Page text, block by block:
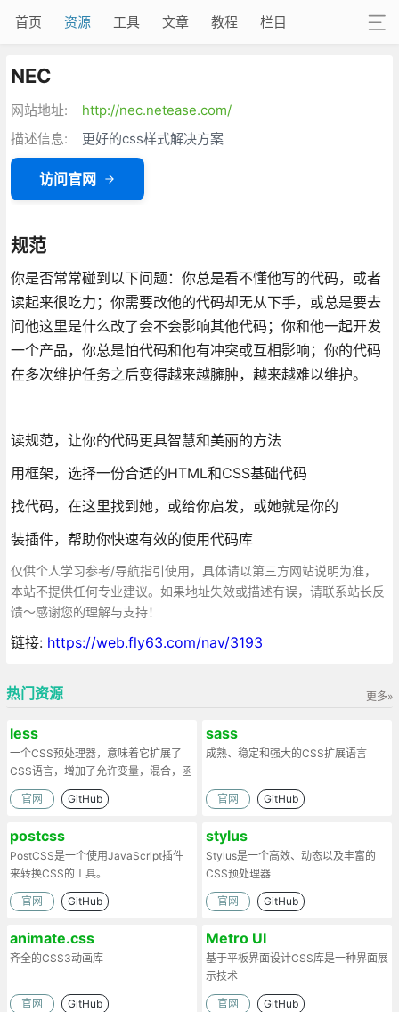
首页 资源 工具 文章 教程 栏目
NEC
网站地址:
http://nec.netease.com/
描述信息:
更好的css样式解决方案
访问官网
规范
你是否常常碰到以下问题：你总是看不懂他写的代码，或者
读起来很吃力；你需要改他的代码却无从下手，或总是要去
问他这里是什么改了会不会影响其他代码；你和他一起开发
一个产品，你总是怕代码和他有冲突或互相影响；你的代码
在多次维护任务之后变得越来越臃肿，越来越难以维护。
读规范，让你的代码更具智慧和美丽的方法
用框架，选择一份合适的HTML和CSS基础代码
找代码，在这里找到她，或给你启发，或她就是你的
装插件，帮助你快速有效的使用代码库
仅供个人学习参考/导航指引使用，具体请以第三方网站说明为准，
本站不提供任何专业建议。如果地址失效或描述有误，请联系站长反
馈～感谢您的理解与支持！
链接: https://web.fly63.com/nav/3193
更多»
热门资源
less
一个CSS预处理器，意味着它扩展了
CSS语言，增加了允许变量，混合，函
数和许多其他技术的功能
官网 GitHub
sass
成熟、稳定和强大的CSS扩展语言
官网 GitHub
postcss
PostCSS是一个使用JavaScript插件
来转换CSS的工具。
官网 GitHub
stylus
Stylus是一个高效、动态以及丰富的
CSS预处理器
官网 GitHub
animate.css
齐全的CSS3动画库
官网 GitHub
Metro UI
基于平板界面设计CSS库是一种界面展
示技术
官网 GitHub